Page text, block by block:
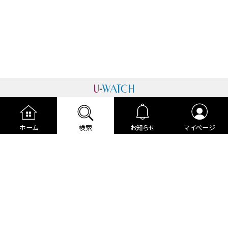
ホーム 検索 お知らせ マイページ
運営者情報 プライバシーポリシー
cookieポリシー
利用規約
ご利用ガイド 編集部より
広告掲載について